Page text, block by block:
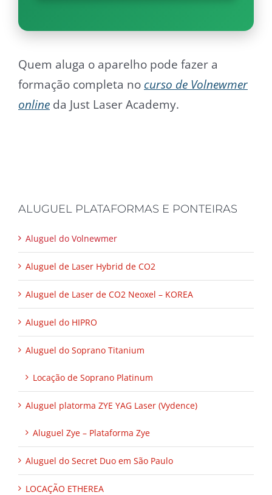
Quem aluga o aparelho pode fazer a
formação completa no curso de Volnewmer
online da Just Laser Academy.
ALUGUEL PLATAFORMAS E PONTEIRAS
Aluguel do Volnewmer
Aluguel de Laser Hybrid de CO2
Aluguel de Laser de CO2 Neoxel – KOREA
Aluguel do HIPRO
Aluguel do Soprano Titanium
Locação de Soprano Platinum
Aluguel platorma ZYE YAG Laser (Vydence)
Aluguel Zye – Plataforma Zye
Aluguel do Secret Duo em São Paulo
LOCAÇÃO ETHEREA